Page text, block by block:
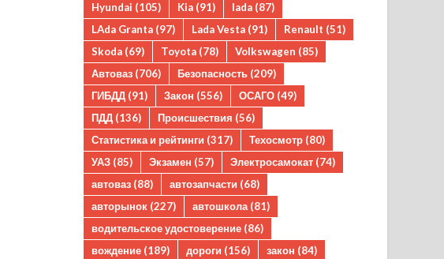
Hyundai (105) Kia (91) lada (87)
LAda Granta (97) Lada Vesta (91) Renault (51)
Skoda (69) Toyota (78) Volkswagen (85)
Автоваз (706) Безопасность (209)
ГИБДД (91) Закон (556) ОСАГО (49)
ПДД (136) Происшествия (56)
Статистика и рейтинги (317) Техосмотр (80)
УАЗ (85) Экзамен (57) Электросамокат (74)
автоваз (88) автозапчасти (68)
авторынок (227) автошкола (81)
водительское удостоверение (86)
вождение (189) дороги (156) закон (84)